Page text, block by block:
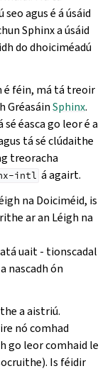
agus é á úsáid
Sphinx a úsáid
do dhoiciméadú
é féin, má tá treoir
GréasáinSphinx.
éasca go leor é a
tá sé clúdaithe
treoracha
intl á agairt.
na Doiciméid, is
ar an Léigh na
uait - tionscadal
nascadh ón
a aistriú.
nó comhad
go leor comhaid le
Is féidir